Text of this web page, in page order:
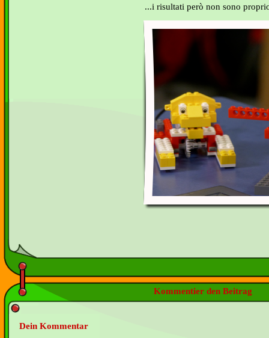
...i risultati però non sono
Kommentier den Beitrag
Dein Kommentar